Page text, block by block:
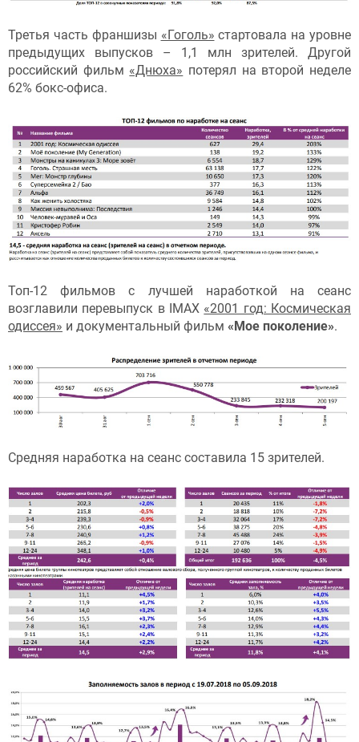
Третья часть франшизы «Гоголь» стартовала на уровне
предыдущих выпусков – 1,1 млн зрителей. Другой
российский фильм «Днюха» потерял на второй неделе
62% бокс-офиса.
Топ-12 фильмов с лучшей наработкой на сеанс
возглавили перевыпуск в IMAX «2001 год: Космическая
одиссея» и документальный фильм «Мое поколение».
Средняя наработка на сеанс составила 15 зрителей.